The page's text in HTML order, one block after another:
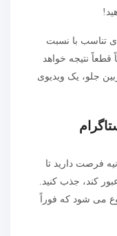
تناسب با نسبت
قطعاً نتیجه خواهد
جلو، یک ویدیوی
فرصت دارید تا
کند، جذب کنید.
می شود که فوراً